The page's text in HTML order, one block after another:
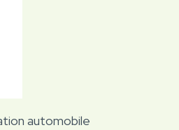
automobile